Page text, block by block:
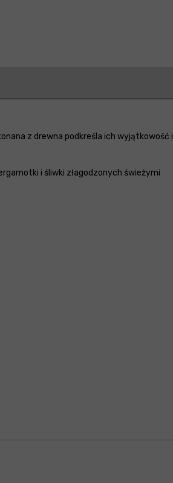
z drewna podkreśla ich wyjątkowość i
i śliwki złagodzonych świeżymi